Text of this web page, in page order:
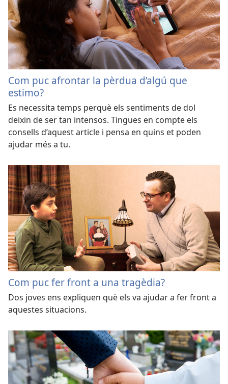
Com puc afrontar la pèrdua d’algú que
estimo?
Es necessita temps perquè els sentiments de dol
deixin de ser tan intensos. Tingues en compte els
consells d’aquest article i pensa en quins et poden
ajudar més a tu.
Com puc fer front a una tragèdia?
Dos joves ens expliquen què els va ajudar a fer front a
aquestes situacions.